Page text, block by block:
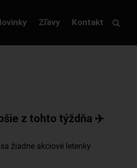
Zľavy Kontakt
z tohto týždňa ✈️